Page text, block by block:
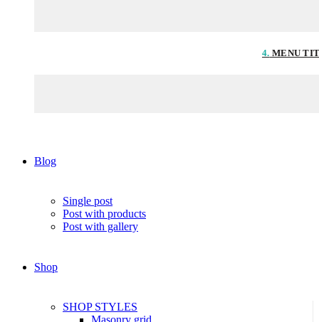
4. MENU
Blog
Single post
Post with products
Post with gallery
Shop
SHOP STYLES